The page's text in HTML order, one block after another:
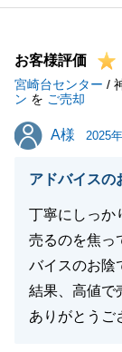
私もうれしく
ざいましたら
す。
引き続きよろ
お客様評価
宮崎台センター /
ン を ご売却
A様
A様 2025
アドバイスの
丁寧にしっか
売るのを焦っ
バイスのお陰
結果、高値で
ありがとうご